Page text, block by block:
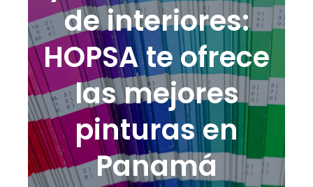
de interiores:
HOPSA te ofrece
las mejores
pinturas en
Panamá